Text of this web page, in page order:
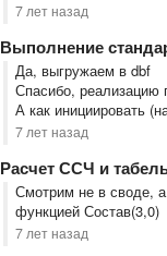
7 лет назад
Выполнение
Да, выгружаем в dbf
Спасибо, реализацию
А как инициировать
7 лет назад
Расчет ССЧ и
Смотрим не в своде,
функцией Состав(3,0)
7 лет назад